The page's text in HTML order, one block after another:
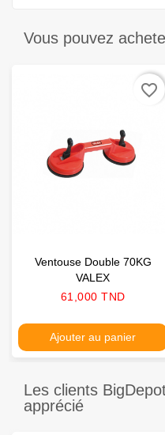
Vous pouvez
Ventouse Double 70KG
VALEX
Prix
61,000 TND
Ajouter au panier
favorite_border
Les clients
apprécié